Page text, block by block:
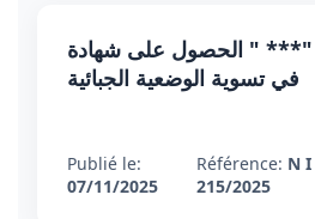
" الحصول على شهادة
في تسوية الوضعية الجبائية
Publié le:
07/11/2025
Référence: N I
215/2025